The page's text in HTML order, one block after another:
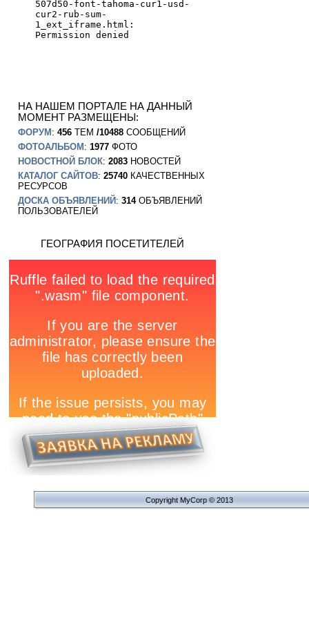
НА НАШЕМ ПОРТАЛЕ НА ДАННЫЙ
МОМЕНТ РАЗМЕЩЕНЫ:
ФОРУМ : 456 ТЕМ /10488 СООБЩЕНИЙ
ФОТОАЛЬБОМ : 1977 ФОТО
НОВОСТНОЙ БЛОК: 2083 НОВОСТЕЙ
КАТАЛОГ САЙТОВ: 25740 КАЧЕСТВЕННЫХ
РЕСУРСОВ
ДОСКА ОБЪЯВЛЕНИЙ : 314ОБЪЯВЛЕНИЙ
ПОЛЬЗОВАТЕЛЕЙ
ГЕОГРАФИЯ ПОСЕТИТЕЛЕЙ
Copyright MyCorp © 2013